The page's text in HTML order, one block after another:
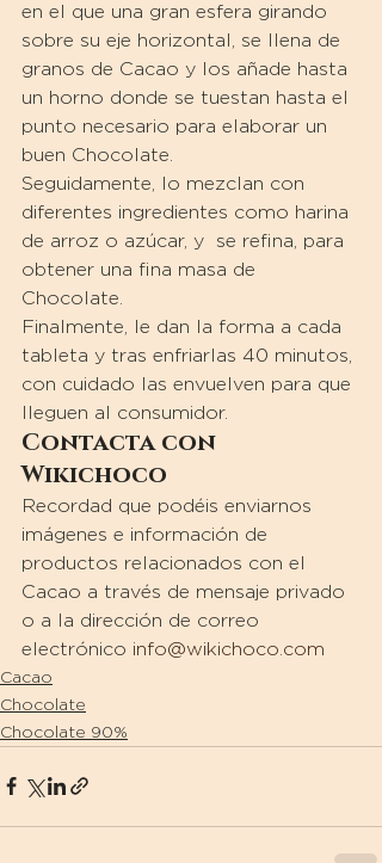
en el que una gran esfera girando
sobre su eje horizontal, se llena de
granos de Cacao y los añade hasta
un horno donde se tuestan hasta el
punto necesario para elaborar un
buen Chocolate.
Seguidamente, lo mezclan con
diferentes ingredientes como harina
de arroz o azúcar, y  se refina, para
obtener una fina masa de
Chocolate.
Finalmente, le dan la forma a cada
tableta y tras enfriarlas 40 minutos,
con cuidado las envuelven para que
lleguen al consumidor.
Contacta con
Wikichoco
Recordad que podéis enviarnos
imágenes e información de
productos relacionados con el
Cacao a través de mensaje privado
o a la dirección de correo
electrónico info@wikichoco.com
Cacao
Chocolate
Chocolate 90%